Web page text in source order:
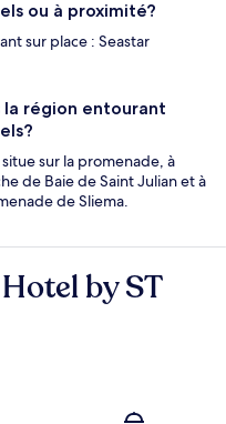
ou à proximité?
sur place : Seastar
région entourant
sur la promenade, à
de Baie de Saint Julian et à
de Sliema.
by ST